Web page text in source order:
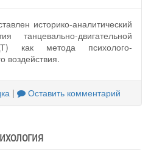
историко-аналитический
танцевально-двигательной
как метода психолого-
воздействия.
| Оставить комментарий